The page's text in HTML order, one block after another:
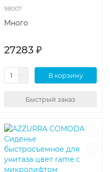
98007
Много
27283 ₽
В корзину
Быстрый заказ